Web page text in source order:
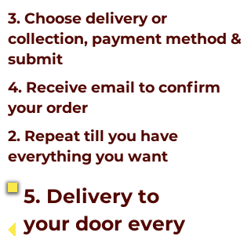
3. Choose delivery or
collection, payment method &
submit
4. Receive email to confirm
your order
2. Repeat till you have
everything you want
5. Delivery to
your door every